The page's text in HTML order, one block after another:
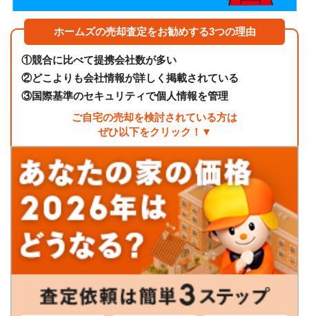
ホームズの売却査定をお勧めする3つの理由
①競合に比べて提携会社数が多い
②どこよりも会社情報が詳しく掲載されている
③国際基準のセキュリティで個人情報を管理
ご自宅の売却を検討されている方は
ぜひ以下をクリック！▼